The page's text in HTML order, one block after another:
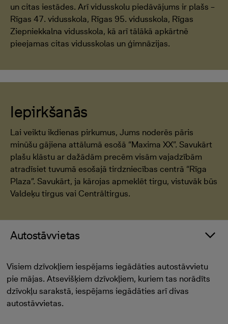
un citas iestādes. Arī vidusskolu piedāvājums ir plašs –
Rīgas 47. vidusskola, Rīgas 95. vidusskola, Rīgas
Ziepniekkalna vidusskola, kā arī tālākā apkārtnē
pieejamas citas vidusskolas un ģimnāzijas.
Iepirkšanās
Lai veiktu ikdienas pirkumus, Jums noderēs pāris
minūšu gājiena attālumā esošā “Maxima XX”. Savukārt
plašu klāstu ar dažādām precēm visām vajadzībām
atradīsiet tuvumā esošajā tirdzniecības centrā “Rīga
Plaza”. Savukārt, ja kārojas apmeklēt tirgu, vistuvāk būs
Valdeķu tirgus vai Centrāltirgus.
Autostāvvietas
Visiem dzīvokļiem iespējams iegādāties autostāvvietu
pie mājas. Atsevišķiem dzīvokļiem, kuriem tas norādīts
dzīvokļu sarakstā, iespējams iegādāties arī divas
autostāvvietas.